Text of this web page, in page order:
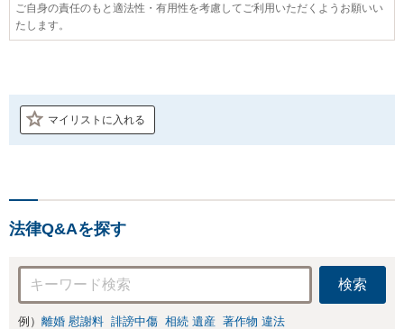
ご自身の責任のもと適法性・有用性を考慮してご利用いただくようお願いい
たします。
マイリストに入れる
法律Q&Aを探す
検索
例） 離婚 慰謝料 誹謗中傷 相続 遺産 著作物 違法